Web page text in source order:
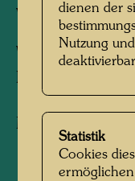
WINTER
PAYSAGE
Mixed media
dienen der
Nutzung
Statistik
Cookies